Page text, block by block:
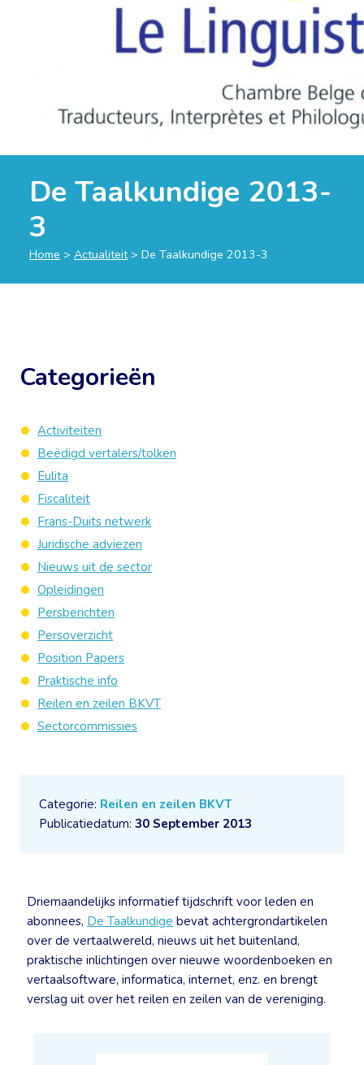
De Taalkundige 2013-
3
Home > Actualiteit> De Taalkundige 2013-3
Categorie: Reilen en zeilen BKVT
Publicatiedatum: 30 September 2013
Driemaandelijks informatief tijdschrift voor leden en
abonnees, De Taalkundige bevat achtergrondartikelen
over de vertaalwereld, nieuws uit het buitenland,
praktische inlichtingen over nieuwe woordenboeken en
vertaalsoftware, informatica, internet, enz. en brengt
verslag uit over het reilen en zeilen van de vereniging.
Categorieën
Activiteiten
Beëdigd vertalers/tolken
Eulita
Fiscaliteit
Frans-Duits netwerk
Juridische adviezen
Nieuws uit de sector
Opleidingen
Persberichten
Persoverzicht
Position Papers
Praktische info
Reilen en zeilen BKVT
Sectorcommissies